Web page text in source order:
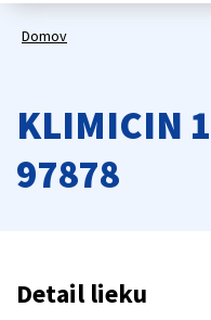
Domov
KLIMICIN
97878
Detail lieku